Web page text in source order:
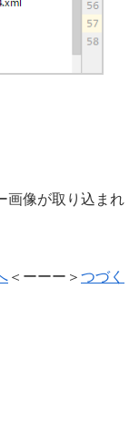
画像が取り込まれ
＜ーーー＞ つづく